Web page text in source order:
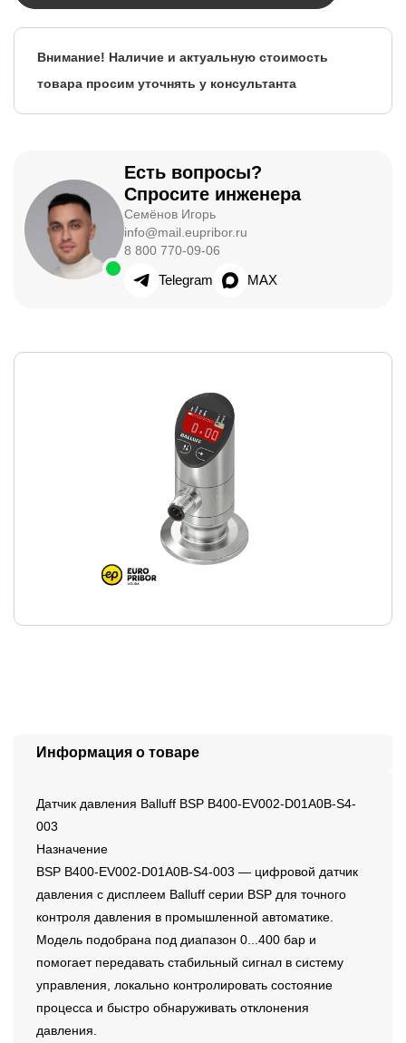
Внимание! Наличие и актуальную стоимость
товара просим уточнять у консультанта
Есть вопросы?
Спросите инженера
Семёнов Игорь
info@mail.eupribor.ru
8 800 770-09-06
Telegram MAX
Информация о товаре
Датчик давления Balluff BSP B400-EV002-D01A0B-S4-
003
Назначение
BSP B400-EV002-D01A0B-S4-003 — цифровой датчик
давления с дисплеем Balluff серии BSP для точного
контроля давления в промышленной автоматике.
Модель подобрана под диапазон 0...400 бар и
помогает передавать стабильный сигнал в систему
управления, локально контролировать состояние
процесса и быстро обнаруживать отклонения
давления.